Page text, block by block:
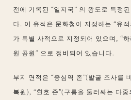
전에 기록된 “일지국” 의 왕도로 특정
다. 이 유적은 문화청이 지정하는 “유
가 특별 사적으로 지정되어 있으며, “
원 공원” 으로 정비되어 있습니다.
부지 면적은 “중심역 존”(발굴 조사를
복원), “환호 존”(구릉을 둘러싸는 다